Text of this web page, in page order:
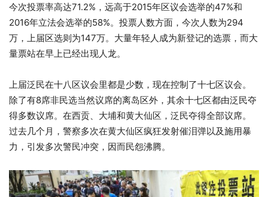
今次投票率高达71.2%，远高于2015年区议会选举的47%和
2016年立法会选举的58%。投票人数方面，今次人数为294
万，上届区选则为147万。大量年轻人成为新登记的选票，而大
量票站在早上已经出现人龙。
上届泛民在十八区议会里都是少数，现在控制了十七区议会。
除了有8席非民选当然议席的离岛区外，其余十七区都由泛民夺
得多数议席。在西贡、大埔和黄大仙区，泛民夺得全部议席。
过去几个月，警察多次在黄大仙区疯狂发射催泪弹以及施用暴
力，引发多次警民冲突，因而民怨沸腾。